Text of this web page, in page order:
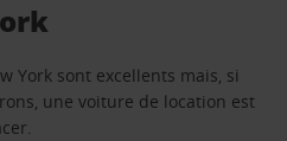
York sont excellents mais, si
une voiture de location est